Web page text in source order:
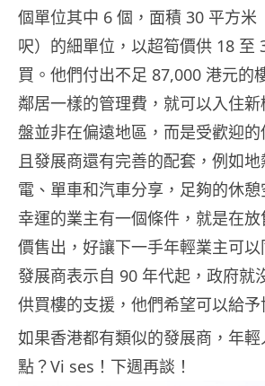
個單位其中 6 個，面積 30 平方米
呎）的細單位，以超筍價供 18 至
買。他們付出不足 87,000 港元的
鄰居一樣的管理費，就可以入住
盤並非在偏遠地區，而是受歡迎
且發展商還有完善的配套，例如
電、單車和汽車分享，足夠的休
幸運的業主有一個條件，就是在
價售出，好讓下一手年輕業主可以
發展商表示自 90 年代起，政府就
供買樓的支援，他們希望可以給予
如果香港都有類似的發展商，年
點？Vi ses！下週再談！